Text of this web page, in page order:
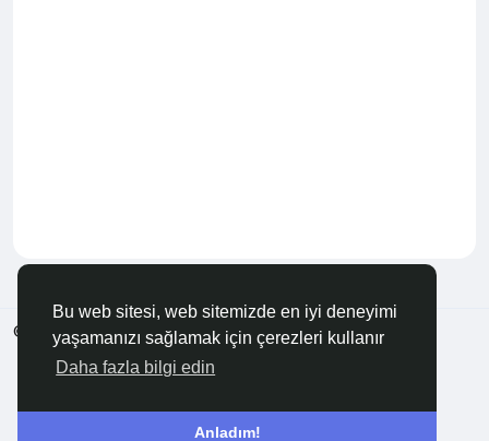
Bu web sitesi, web sitemizde en iyi deneyimi
yaşamanızı sağlamak için çerezleri kullanır
Daha fazla bilgi edin
Anladım!
© 2026 Anadolu KOBİ
Türkçe
Hakkında
Şartlar Gizlilik Bize Ulaşın